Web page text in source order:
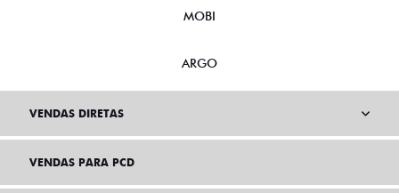
MOBI
ARGO
VENDAS DIRETAS
VENDAS PARA PCD